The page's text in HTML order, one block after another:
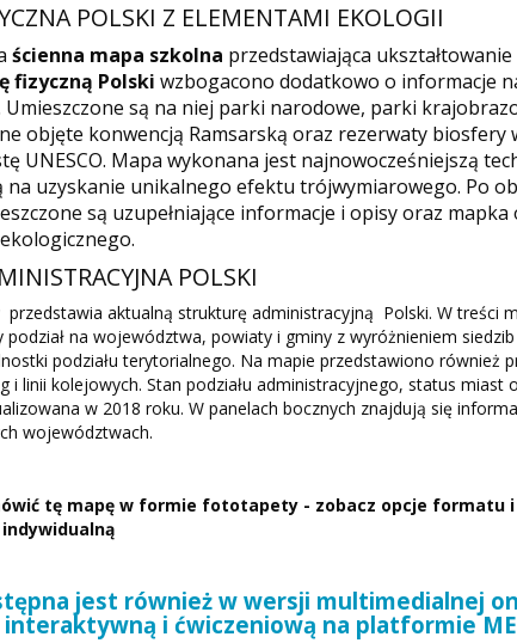
POLSKI Z ELEMENTAMI EKOLOGII
ścienna mapa szkolna przedstawiająca
fizyczną Polski wzbogacono dodatkowo o informacje
Umieszczone są na niej parki narodowe, parki
objęte konwencją Ramsarską oraz rezerwaty biosfery
UNESCO. Mapa wykonana jest najnowocześniejszą
na uzyskanie unikalnego efektu trójwymiarowego. Po
są uzupełniające informacje i opisy oraz
POLSKI
przedstawia aktualną strukturę administracyjną Polski. W treści
na województwa, powiaty i gminy z wyróżnieniem siedzib
podziału terytorialnego. Na mapie przedstawiono również
i linii kolejowych. Stan podziału administracyjnego, status miast
w 2018 roku. W panelach bocznych znajdują się
województwach.
tę mapę w formie fototapety - zobacz opcje formatu i
jest również w wersji multimedialnej
i ćwiczeniową na platformie